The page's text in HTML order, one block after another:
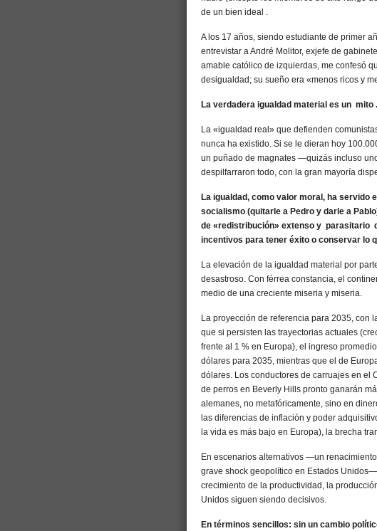
de un bien ideal .
A los 17 años, siendo estudiante de primer
entrevistar a André Molitor, exjefe de
amable católico de izquierdas, me confesó
desigualdad; su sueño era «menos ricos y
La verdadera igualdad material es un mito .
La «igualdad real» que defienden
nunca ha existido. Si se le dieran hoy
un puñado de magnates —quizás incluso
despilfarraron todo, con la gran mayoría
La igualdad, como valor moral, ha servido
socialismo (quitarle a Pedro y darle a
de «redistribución» extenso y parasitario
incentivos para tener éxito o conservar lo
La elevación de la igualdad material por
desastroso. Con férrea constancia, el
medio de una creciente miseria y miseria.
La proyección de referencia para 2035, con
que si persisten las trayectorias actuales
frente al 1 % en Europa), el ingreso
dólares para 2035, mientras que el de
dólares. Los conductores de carruajes en el
de perros en Beverly Hills pronto ganarán
alemanes, no metafóricamente, sino en
las diferencias de inflación y poder
la vida es más bajo en Europa), la brecha
En escenarios alternativos —un
grave shock geopolítico en Estados
crecimiento de la productividad, la
Unidos siguen siendo decisivos.
En términos sencillos: sin un cambio